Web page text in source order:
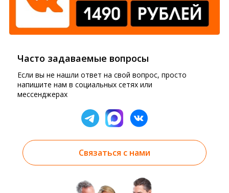
Часто задаваемые вопросы
Если вы не нашли ответ на свой вопрос, просто
напишите нам в социальных сетях или
мессенджерах
Связаться с нами